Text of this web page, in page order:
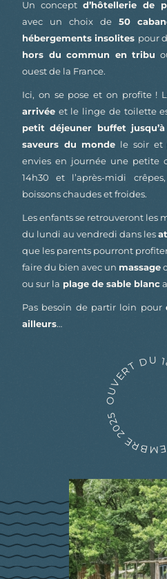
Un conceptd’hôtellerie de
avec un choix de 50
hébergements insolites pour
hors du commun en tribu
ouest de la France.
Ici, on se pose et on profite !
arrivée et le linge de toilette
petit déjeuner buffet jusqu’à
saveurs du monde le soir et
envies en journée une petite
14h30 et l’après-midi
boissons chaudes et froides.
Les enfants se retrouveront les
du lundi au vendredi dans les
que les parents pourront
faire du bien avec un massage
ou sur la plage de sable blanc
Pas besoin de partir loin pour
ailleurs…
OUVERT
AU 02